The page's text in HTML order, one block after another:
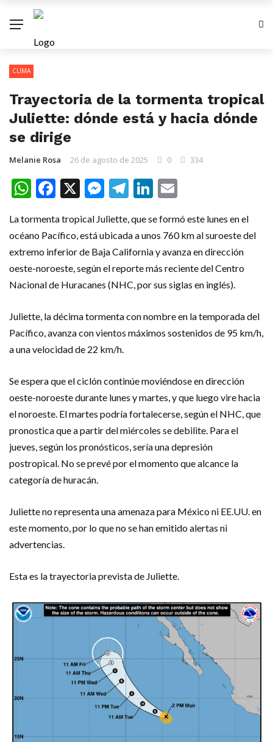
CLIMA
Trayectoria de la tormenta tropical
Juliette: dónde está y hacia dónde
se dirige
Melanie Rosa 26 de agosto de 2025 0 334
WhatsApp
Facebook
X Messenger
Telegram
LinkedIn
La tormenta tropical Juliette, que se formó este lunes en el
océano Pacífico, está ubicada a unos 760 km al suroeste del
extremo inferior de Baja California y avanza en dirección
oeste-noroeste, según el reporte más reciente del Centro
Nacional de Huracanes (NHC, por sus siglas en inglés).
Juliette, la décima tormenta con nombre en la temporada del
Pacífico, avanza con vientos máximos sostenidos de 95 km/h,
a una velocidad de 22 km/h.
Se espera que el ciclón continúe moviéndose en dirección
oeste-noroeste durante lunes y martes, y que luego vire hacia
el noroeste. El martes podría fortalecerse, según el NHC, que
pronostica que a partir del miércoles se debilite. Para el
jueves, según los pronósticos, sería una depresión
postropical. No se prevé por el momento que alcance la
categoría de huracán.
Juliette no representa una amenaza para México ni EE.UU. en
este momento, por lo que no se han emitido alertas ni
advertencias.
Esta es la trayectoria prevista de Juliette.